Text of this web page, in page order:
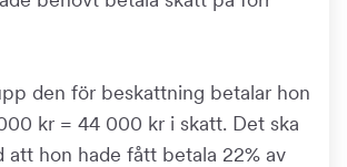
den för beskattning betalar hon
kr = 44 000 kr i skatt. Det ska
att hon hade fått betala 22% av